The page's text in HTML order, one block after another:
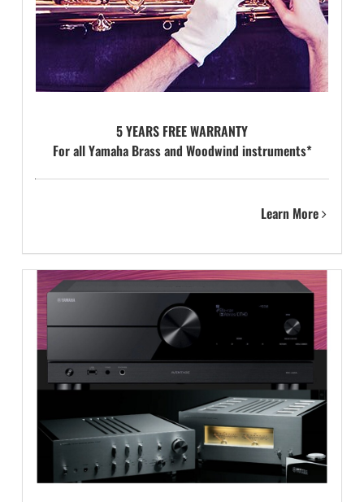
5 YEARS FREE WARRANTY
For all Yamaha Brass and Woodwind instruments*
Learn More